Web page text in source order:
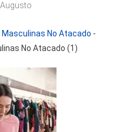
No Atacado -
No Atacado (1)